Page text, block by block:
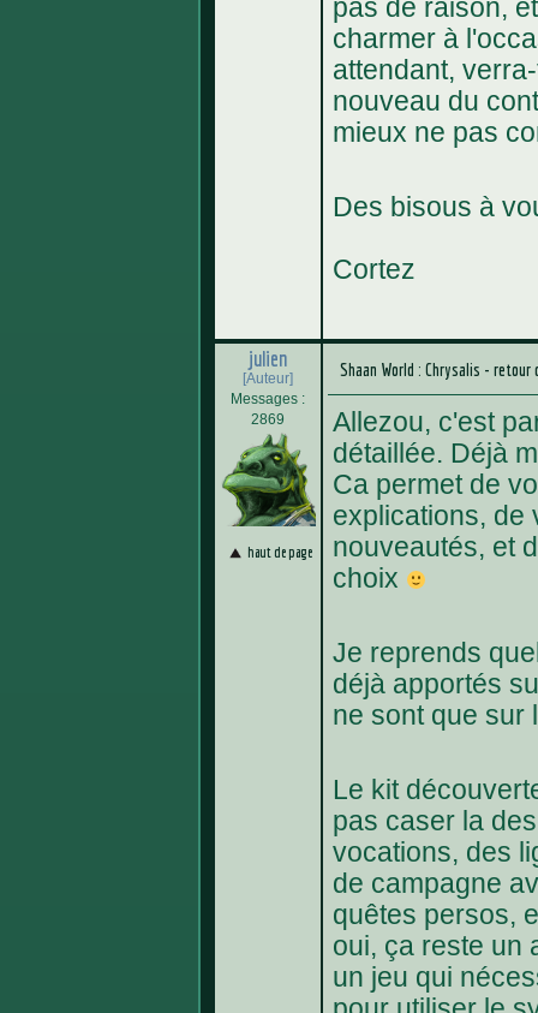
pas de raison,
charmer à
attendant,
nouveau du
mieux ne pas
Des bisous à
Cortez
julien
[Auteur]
Messages :
2869
haut de page
Shaan World : Chrysalis -
Allezou, c'est
détaillée. Déjà
Ca permet de
explications, de
nouveautés, et
choix
Je reprends
déjà apportés
ne sont que sur
Le kit
pas caser la
vocations, des
de campagne
quêtes persos,
oui, ça reste un
un jeu qui